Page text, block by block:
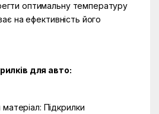
оптимальну температуру
на ефективність його
для авто:
матеріал: Підкрилки